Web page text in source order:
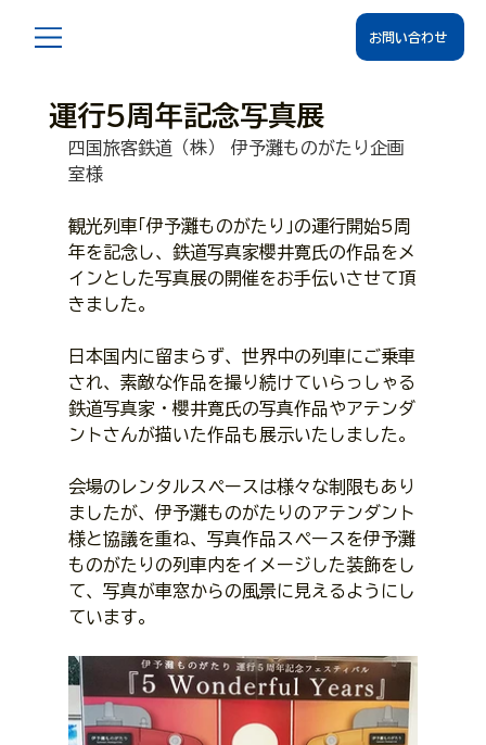
お問い合わせ
運行5周年記念写真展
四国旅客鉄道（株） 伊予灘ものがたり企画
室様
観光列車｢伊予灘ものがたり｣の運行開始5周
年を記念し、鉄道写真家櫻井寛氏の作品をメ
インとした写真展の開催をお手伝いさせて頂
きました。
日本国内に留まらず、世界中の列車にご乗車
され、素敵な作品を撮り続けていらっしゃる
鉄道写真家・櫻井寛氏の写真作品やアテンダ
ントさんが描いた作品も展示いたしました。
会場のレンタルスペースは様々な制限もあり
ましたが、伊予灘ものがたりのアテンダント
様と協議を重ね、写真作品スペースを伊予灘
ものがたりの列車内をイメージした装飾をし
て、写真が車窓からの風景に見えるようにし
ています。